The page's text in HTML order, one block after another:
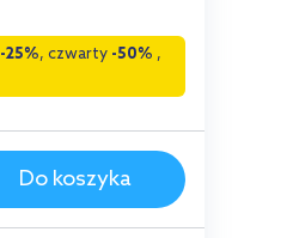
-25%, czwarty -50% ,
Do koszyka